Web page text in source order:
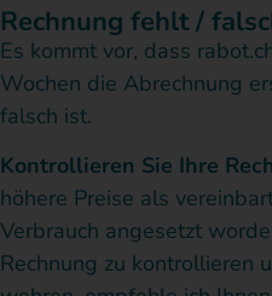
Rechnung fehlt /
Es kommt vor, dass
Wochen die Abrechnung
falsch ist.
Kontrollieren Sie Ihre
höhere Preise als
Verbrauch angesetzt
Rechnung zu kontrollieren